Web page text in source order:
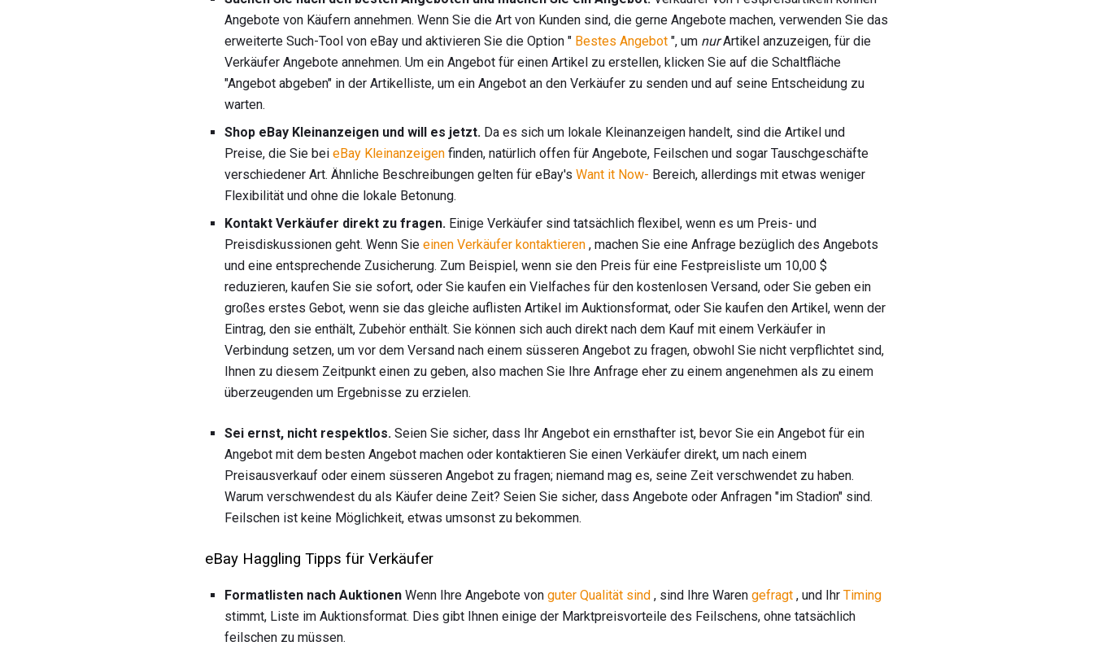
Angebote von Käufern annehmen. Wenn Sie die Art von Kunden sind, die gerne Angebote machen, verwenden Sie das
erweiterte Such-Tool von eBay und aktivieren Sie die Option " Bestes Angebot ", um nurArtikel anzuzeigen, für die
Verkäufer Angebote annehmen. Um ein Angebot für einen Artikel zu erstellen, klicken Sie auf die Schaltfläche
"Angebot abgeben" in der Artikelliste, um ein Angebot an den Verkäufer zu senden und auf seine Entscheidung zu
warten.
Shop eBay Kleinanzeigen und will es jetzt. Da es sich um lokale Kleinanzeigen handelt, sind die Artikel und
Preise, die Sie bei eBay Kleinanzeigen finden, natürlich offen für Angebote, Feilschen und sogar Tauschgeschäfte
verschiedener Art. Ähnliche Beschreibungen gelten für eBay's Want it Now- Bereich, allerdings mit etwas weniger
Flexibilität und ohne die lokale Betonung.
Kontakt Verkäufer direkt zu fragen. Einige Verkäufer sind tatsächlich flexibel, wenn es um Preis- und
Preisdiskussionen geht. Wenn Sie einen Verkäufer kontaktieren , machen Sie eine Anfrage bezüglich des Angebots
und eine entsprechende Zusicherung. Zum Beispiel, wenn sie den Preis für eine Festpreisliste um 10,00 $
reduzieren, kaufen Sie sie sofort, oder Sie kaufen ein Vielfaches für den kostenlosen Versand, oder Sie geben ein
großes erstes Gebot, wenn sie das gleiche auflisten Artikel im Auktionsformat, oder Sie kaufen den Artikel, wenn der
Eintrag, den sie enthält, Zubehör enthält. Sie können sich auch direkt nach dem Kauf mit einem Verkäufer in
Verbindung setzen, um vor dem Versand nach einem süsseren Angebot zu fragen, obwohl Sie nicht verpflichtet sind,
Ihnen zu diesem Zeitpunkt einen zu geben, also machen Sie Ihre Anfrage eher zu einem angenehmen als zu einem
überzeugenden um Ergebnisse zu erzielen.
Sei ernst, nicht respektlos. Seien Sie sicher, dass Ihr Angebot ein ernsthafter ist, bevor Sie ein Angebot für ein
Angebot mit dem besten Angebot machen oder kontaktieren Sie einen Verkäufer direkt, um nach einem
Preisausverkauf oder einem süsseren Angebot zu fragen; niemand mag es, seine Zeit verschwendet zu haben.
Warum verschwendest du als Käufer deine Zeit? Seien Sie sicher, dass Angebote oder Anfragen "im Stadion" sind.
Feilschen ist keine Möglichkeit, etwas umsonst zu bekommen.
eBay Haggling Tipps für Verkäufer
Formatlisten nach Auktionen Wenn Ihre Angebote von guter Qualität sind , sind Ihre Waren gefragt , und Ihr Timing
stimmt, Liste im Auktionsformat. Dies gibt Ihnen einige der Marktpreisvorteile des Feilschens, ohne tatsächlich
feilschen zu müssen.